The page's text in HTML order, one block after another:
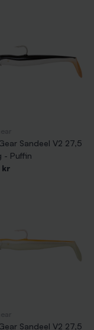
Sandeel V2 27,5
- Puffin
kr
Sandeel V2 27,5